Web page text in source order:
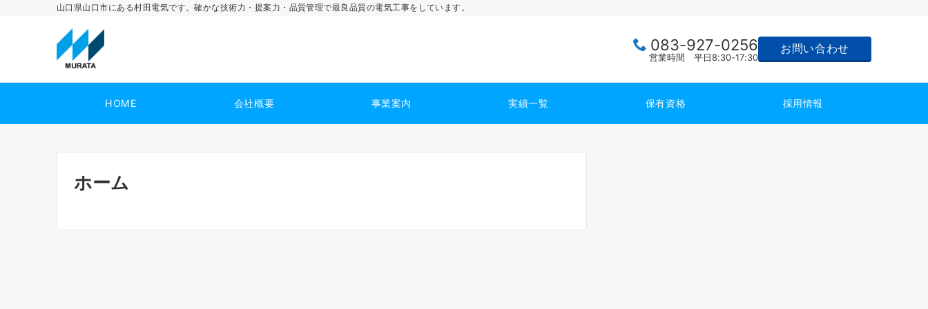
山口県山口市にある村田電気です。確かな技術力・提案力・品質管理で最良品質の電気工事をしています。
083-927-0256
営業時間 平日8:30-17:30
お問い合わせ
HOME 会社概要 事業案内 実績一覧 保有資格 採用情報
ホーム